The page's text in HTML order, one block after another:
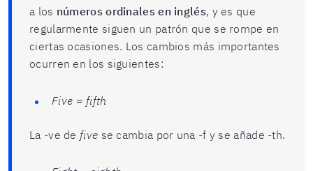
a los números ordinales en inglés, y es que
regularmente siguen un patrón que se rompe en
ciertas ocasiones. Los cambios más importantes
ocurren en los siguientes:
Five = fifth
La -ve de five se cambia por una -f y se añade -th.